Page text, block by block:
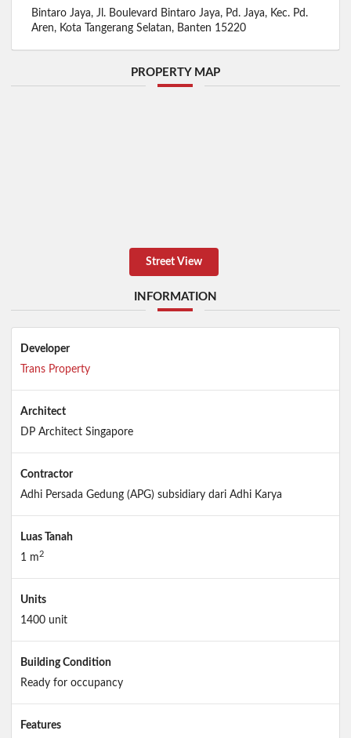
Bintaro Jaya, Jl. Boulevard Bintaro Jaya, Pd. Jaya, Kec. Pd.
Aren, Kota Tangerang Selatan, Banten 15220
PROPERTY MAP
Street View
INFORMATION
Developer
Trans Property
Architect
DP Architect Singapore
Contractor
Adhi Persada Gedung (APG) subsidiary dari Adhi Karya
Luas Tanah
1 m 2
Units
1400 unit
Building Condition
Ready for occupancy
Features